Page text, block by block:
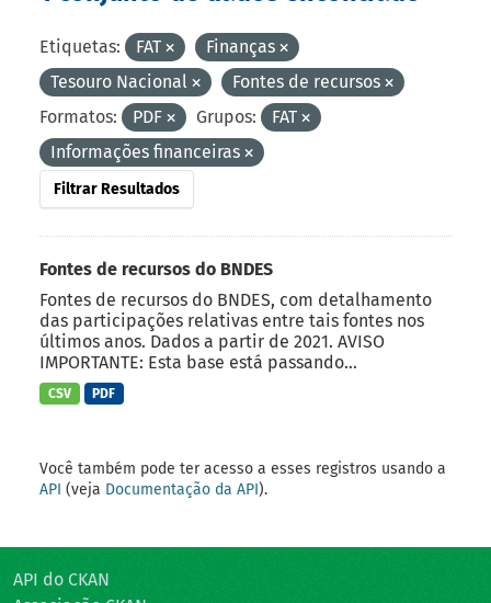
Etiquetas: FAT
Finanças
Tesouro Nacional
Fontes de recursos
Formatos:
PDF Grupos:
FAT
Informações financeiras
Filtrar Resultados
Fontes de recursos do BNDES
Fontes de recursos do BNDES, com detalhamento
das participações relativas entre tais fontes nos
últimos anos. Dados a partir de 2021. AVISO
IMPORTANTE: Esta base está passando...
CSV PDF
Você também pode ter acesso a esses registros usando a
API (veja Documentação da API).
API do CKAN